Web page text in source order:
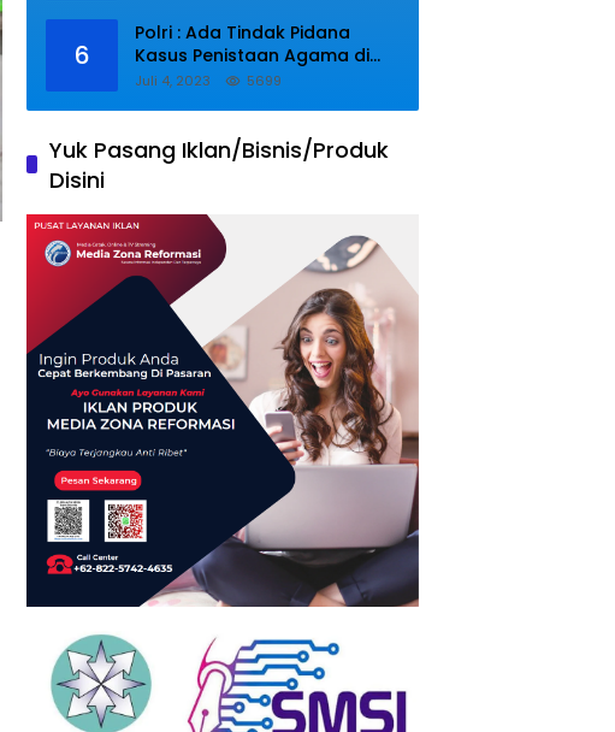
6
Polri : Ada Tindak Pidana
Kasus Penistaan Agama di
Ponpes Al Zaytun
Juli 4, 2023 5699
Yuk Pasang Iklan/Bisnis/Produk
Disini